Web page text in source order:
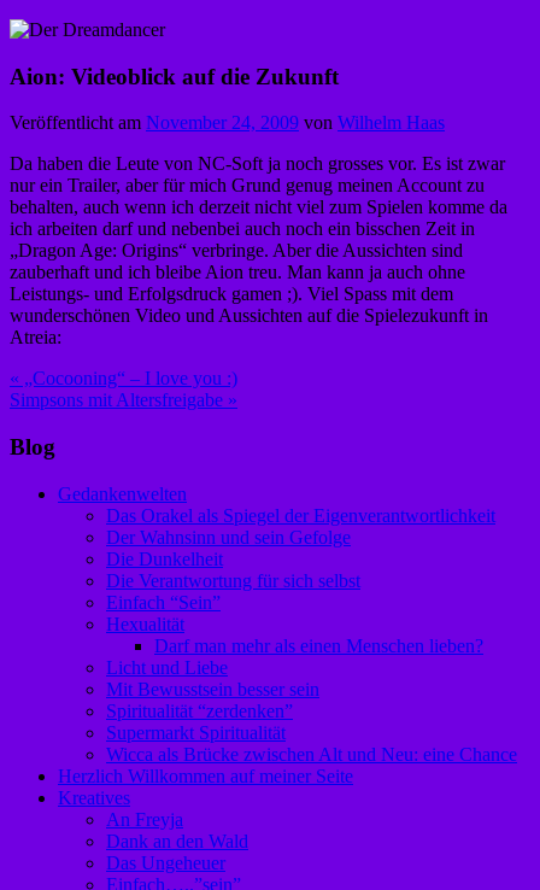
Aion: Videoblick auf die Zukunft
Veröffentlicht am November 24, 2009 von Wilhelm Haas
Da haben die Leute von NC-Soft ja noch grosses vor. Es ist zwar
nur ein Trailer, aber für mich Grund genug meinen Account zu
behalten, auch wenn ich derzeit nicht viel zum Spielen komme da
ich arbeiten darf und nebenbei auch noch ein bisschen Zeit in
„Dragon Age: Origins“ verbringe. Aber die Aussichten sind
zauberhaft und ich bleibe Aion treu. Man kann ja auch ohne
Leistungs- und Erfolgsdruck gamen ;). Viel Spass mit dem
wunderschönen Video und Aussichten auf die Spielezukunft in
Atreia:
Beitragsnavigation
« „Cocooning“ – I love you :)
Simpsons mit Altersfreigabe »
Blog
Gedankenwelten
Das Orakel als Spiegel der Eigenverantwortlichkeit
Der Wahnsinn und sein Gefolge
Die Dunkelheit
Die Verantwortung für sich selbst
Einfach “Sein”
Hexualität
Darf man mehr als einen Menschen lieben?
Licht und Liebe
Mit Bewusstsein besser sein
Spiritualität “zerdenken”
Supermarkt Spiritualität
Wicca als Brücke zwischen Alt und Neu: eine Chance
Herzlich Willkommen auf meiner Seite
Kreatives
An Freyja
Dank an den Wald
Das Ungeheuer
Einfach…..”sein”